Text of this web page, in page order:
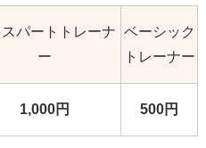
パートトレーナ
ー
ベーシック
トレーナー
1,000円 500円